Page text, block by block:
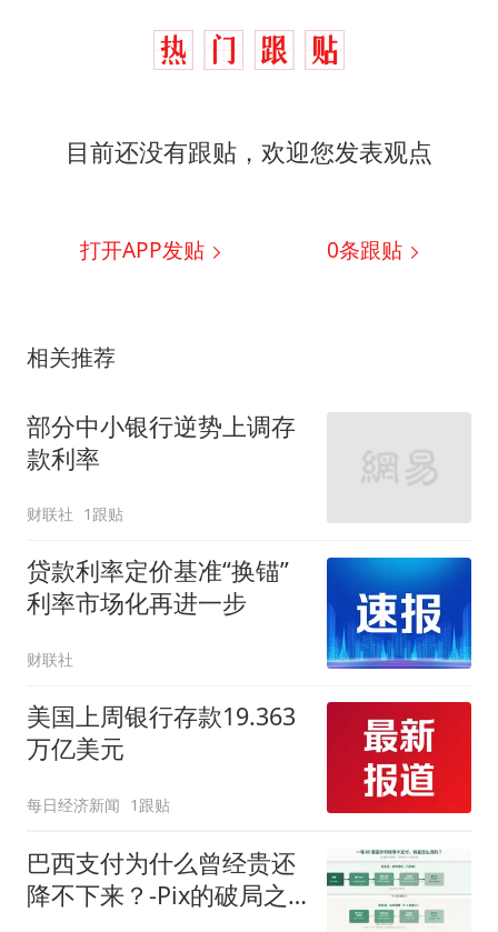
目前还没有跟贴，欢迎您发表观点
打开APP发贴 0条跟贴
相关推荐
部分中小银行逆势上调存
款利率
财联社 1跟贴
贷款利率定价基准“换锚”
利率市场化再进一步
财联社
美国上周银行存款19.363
万亿美元
每日经济新闻 1跟贴
巴西支付为什么曾经贵还
降不下来？-Pix的破局之